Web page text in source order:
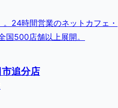
24時間営業のネットカフェ・
国500店舗以上展開。
追分店